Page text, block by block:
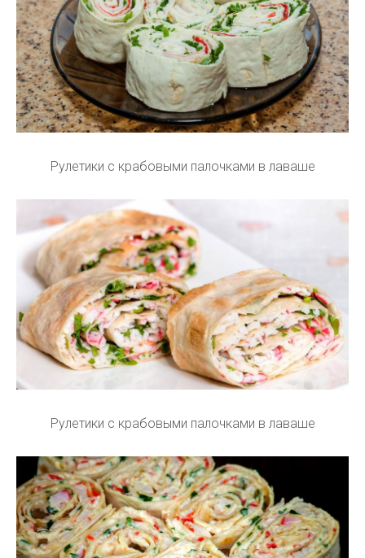
Рулетики с крабовыми палочками в лаваше
Рулетики с крабовыми палочками в лаваше